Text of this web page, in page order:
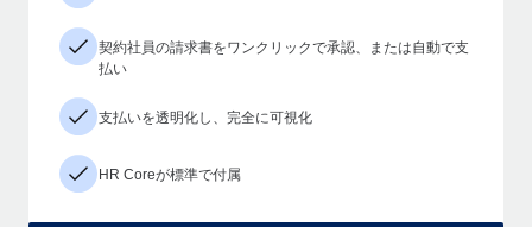
契約社員の請求書をワンクリックで承認、または自動で支
払い
支払いを透明化し、完全に可視化
HR Coreが標準で付属